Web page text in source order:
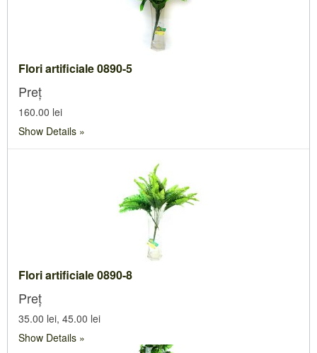
Flori artificiale 0890-5
Preț
160.00 lei
Show Details
Flori artificiale 0890-8
Preț
35.00 lei, 45.00 lei
Show Details